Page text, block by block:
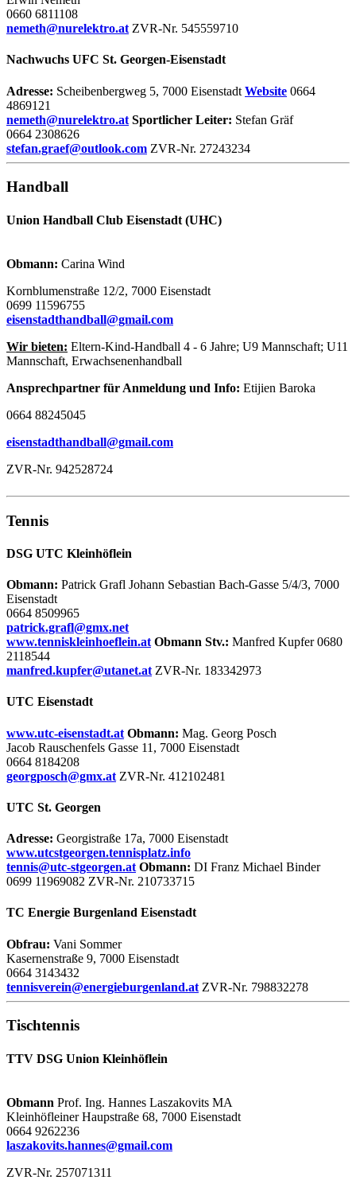
0660 6811108
nemeth@nurelektro.at ZVR-Nr. 545559710
Nachwuchs UFC St. Georgen-Eisenstadt
Adresse: Scheibenbergweg 5, 7000 Eisenstadt Website 0664
4869121
nemeth@nurelektro.at Sportlicher Leiter: Stefan Gräf
0664 2308626
stefan.graef@outlook.com ZVR-Nr. 27243234
Handball
Union Handball Club Eisenstadt (UHC)
Obmann: Carina Wind
Kornblumenstraße 12/2, 7000 Eisenstadt
0699 11596755
eisenstadthandball@gmail.com
Wir bieten: Eltern-Kind-Handball 4 - 6 Jahre; U9 Mannschaft; U11
Mannschaft, Erwachsenenhandball
Ansprechpartner für Anmeldung und Info: Etijien Baroka
0664 88245045
eisenstadthandball@gmail.com
ZVR-Nr. 942528724
Tennis
DSG UTC Kleinhöflein
Obmann: Patrick Grafl Johann Sebastian Bach-Gasse 5/4/3, 7000
Eisenstadt
0664 8509965
patrick.grafl@gmx.net
www.tenniskleinhoeflein.at Obmann Stv.: Manfred Kupfer 0680
2118544
manfred.kupfer@utanet.at ZVR-Nr. 183342973
UTC Eisenstadt
www.utc-eisenstadt.at Obmann: Mag. Georg Posch
Jacob Rauschenfels Gasse 11, 7000 Eisenstadt
0664 8184208
georgposch@gmx.at ZVR-Nr. 412102481
UTC St. Georgen
Adresse: Georgistraße 17a, 7000 Eisenstadt
www.utcstgeorgen.tennisplatz.info
tennis@utc-stgeorgen.at Obmann: DI Franz Michael Binder
0699 11969082 ZVR-Nr. 210733715
TC Energie Burgenland Eisenstadt
Obfrau: Vani Sommer
Kasernenstraße 9, 7000 Eisenstadt
0664 3143432
tennisverein@energieburgenland.at ZVR-Nr. 798832278
Tischtennis
TTV DSG Union Kleinhöflein
Obmann Prof. Ing. Hannes Laszakovits MA
Kleinhöfleiner Haupstraße 68, 7000 Eisenstadt
0664 9262236
laszakovits.hannes@gmail.com
ZVR-Nr. 257071311